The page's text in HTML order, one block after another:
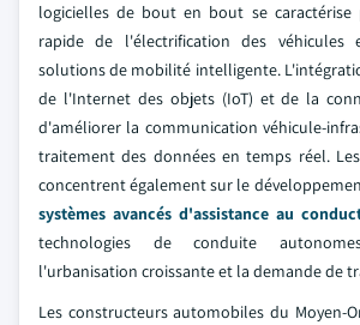
logicielles de bout en bout se caractérise
rapide de l'électrification des véhicules
solutions de mobilité intelligente.
de l'Internet des objets (IoT) et de la
d'améliorer la communication véhicule-
traitement des données en temps réel.
concentrent également sur le
systèmes avancés d'assistance au
technologies de conduite
l'urbanisation croissante et la demande de
Les constructeurs automobiles du Moyen-